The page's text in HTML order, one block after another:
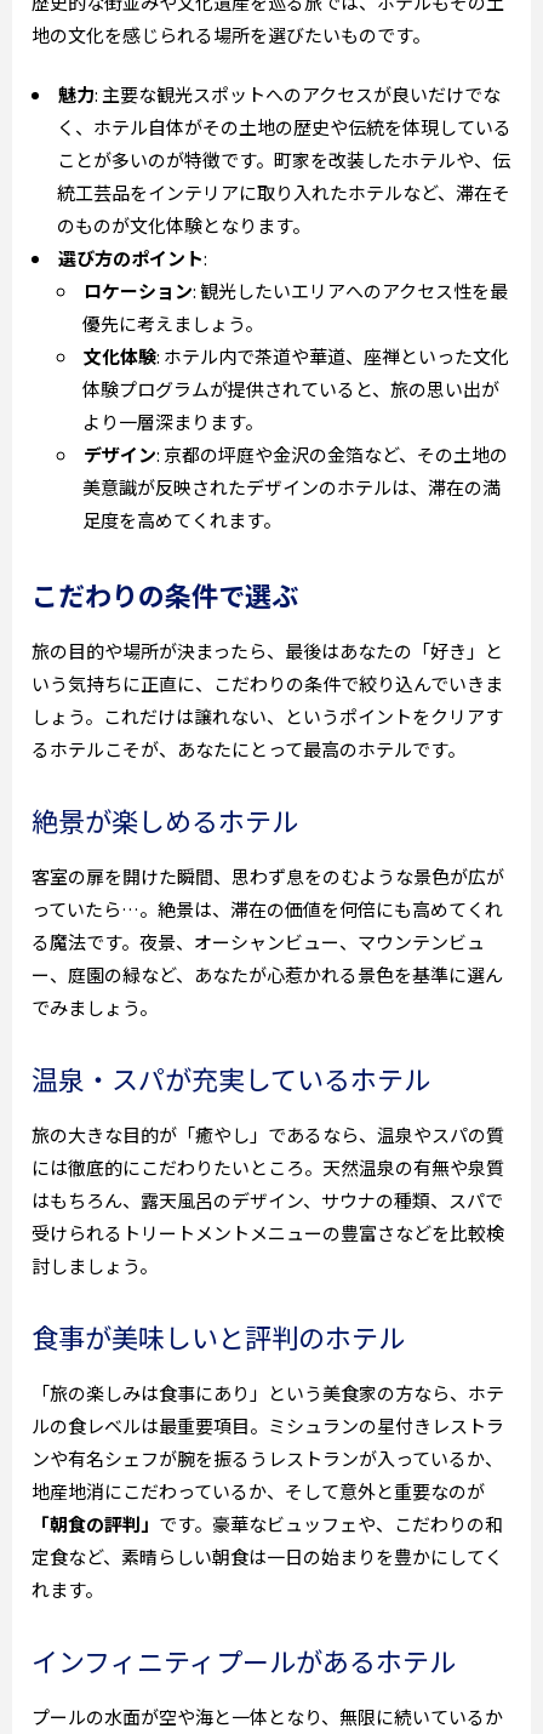
地の文化を感じられる場所を選びたいものです。
魅力: 主要な観光スポットへのアクセスが良いだけでな
く、ホテル自体がその土地の歴史や伝統を体現している
ことが多いのが特徴です。町家を改装したホテルや、伝
統工芸品をインテリアに取り入れたホテルなど、滞在そ
のものが文化体験となります。
選び方のポイント:
ロケーション: 観光したいエリアへのアクセス性を最
優先に考えましょう。
文化体験: ホテル内で茶道や華道、座禅といった文化
体験プログラムが提供されていると、旅の思い出が
より一層深まります。
デザイン: 京都の坪庭や金沢の金箔など、その土地の
美意識が反映されたデザインのホテルは、滞在の満
足度を高めてくれます。
こだわりの条件で選ぶ
旅の目的や場所が決まったら、最後はあなたの「好き」と
いう気持ちに正直に、こだわりの条件で絞り込んでいきま
しょう。これだけは譲れない、というポイントをクリアす
るホテルこそが、あなたにとって最高のホテルです。
絶景が楽しめるホテル
客室の扉を開けた瞬間、思わず息をのむような景色が広が
っていたら…。絶景は、滞在の価値を何倍にも高めてくれ
る魔法です。夜景、オーシャンビュー、マウンテンビュ
ー、庭園の緑など、あなたが心惹かれる景色を基準に選ん
でみましょう。
温泉・スパが充実しているホテル
旅の大きな目的が「癒やし」であるなら、温泉やスパの質
には徹底的にこだわりたいところ。天然温泉の有無や泉質
はもちろん、露天風呂のデザイン、サウナの種類、スパで
受けられるトリートメントメニューの豊富さなどを比較検
討しましょう。
食事が美味しいと評判のホテル
「旅の楽しみは食事にあり」という美食家の方なら、ホテ
ルの食レベルは最重要項目。ミシュランの星付きレストラ
ンや有名シェフが腕を振るうレストランが入っているか、
地産地消にこだわっているか、そして意外と重要なのが
「朝食の評判」 です。豪華なビュッフェや、こだわりの和
定食など、素晴らしい朝食は一日の始まりを豊かにしてく
れます。
インフィニティプールがあるホテル
プールの水面が空や海と一体となり、無限に続いているか